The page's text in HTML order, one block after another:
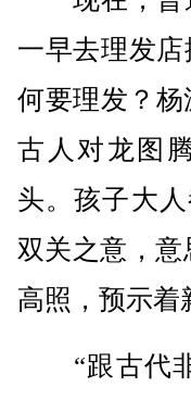
一早去理发店
何要理发？杨
古人对龙图
头。孩子大
双关之意，
高照，预示着
“跟古代非